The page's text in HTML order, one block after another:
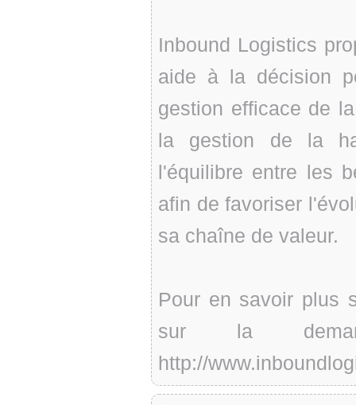
Inbound Logistics
aide à la décision
gestion efficace de
la gestion de la
l'équilibre entre les
afin de favoriser
sa chaîne de valeur.
Pour en savoir plus
sur la
http://